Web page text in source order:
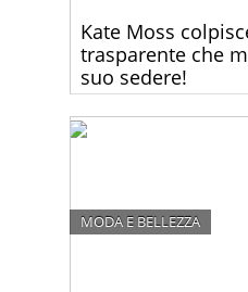
Kate Moss
trasparente che
suo sedere!
alla Fashion Week di
MODA E BELLEZZA